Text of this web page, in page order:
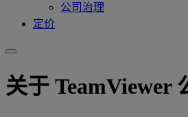
公司治理
定价
关于 TeamViewer